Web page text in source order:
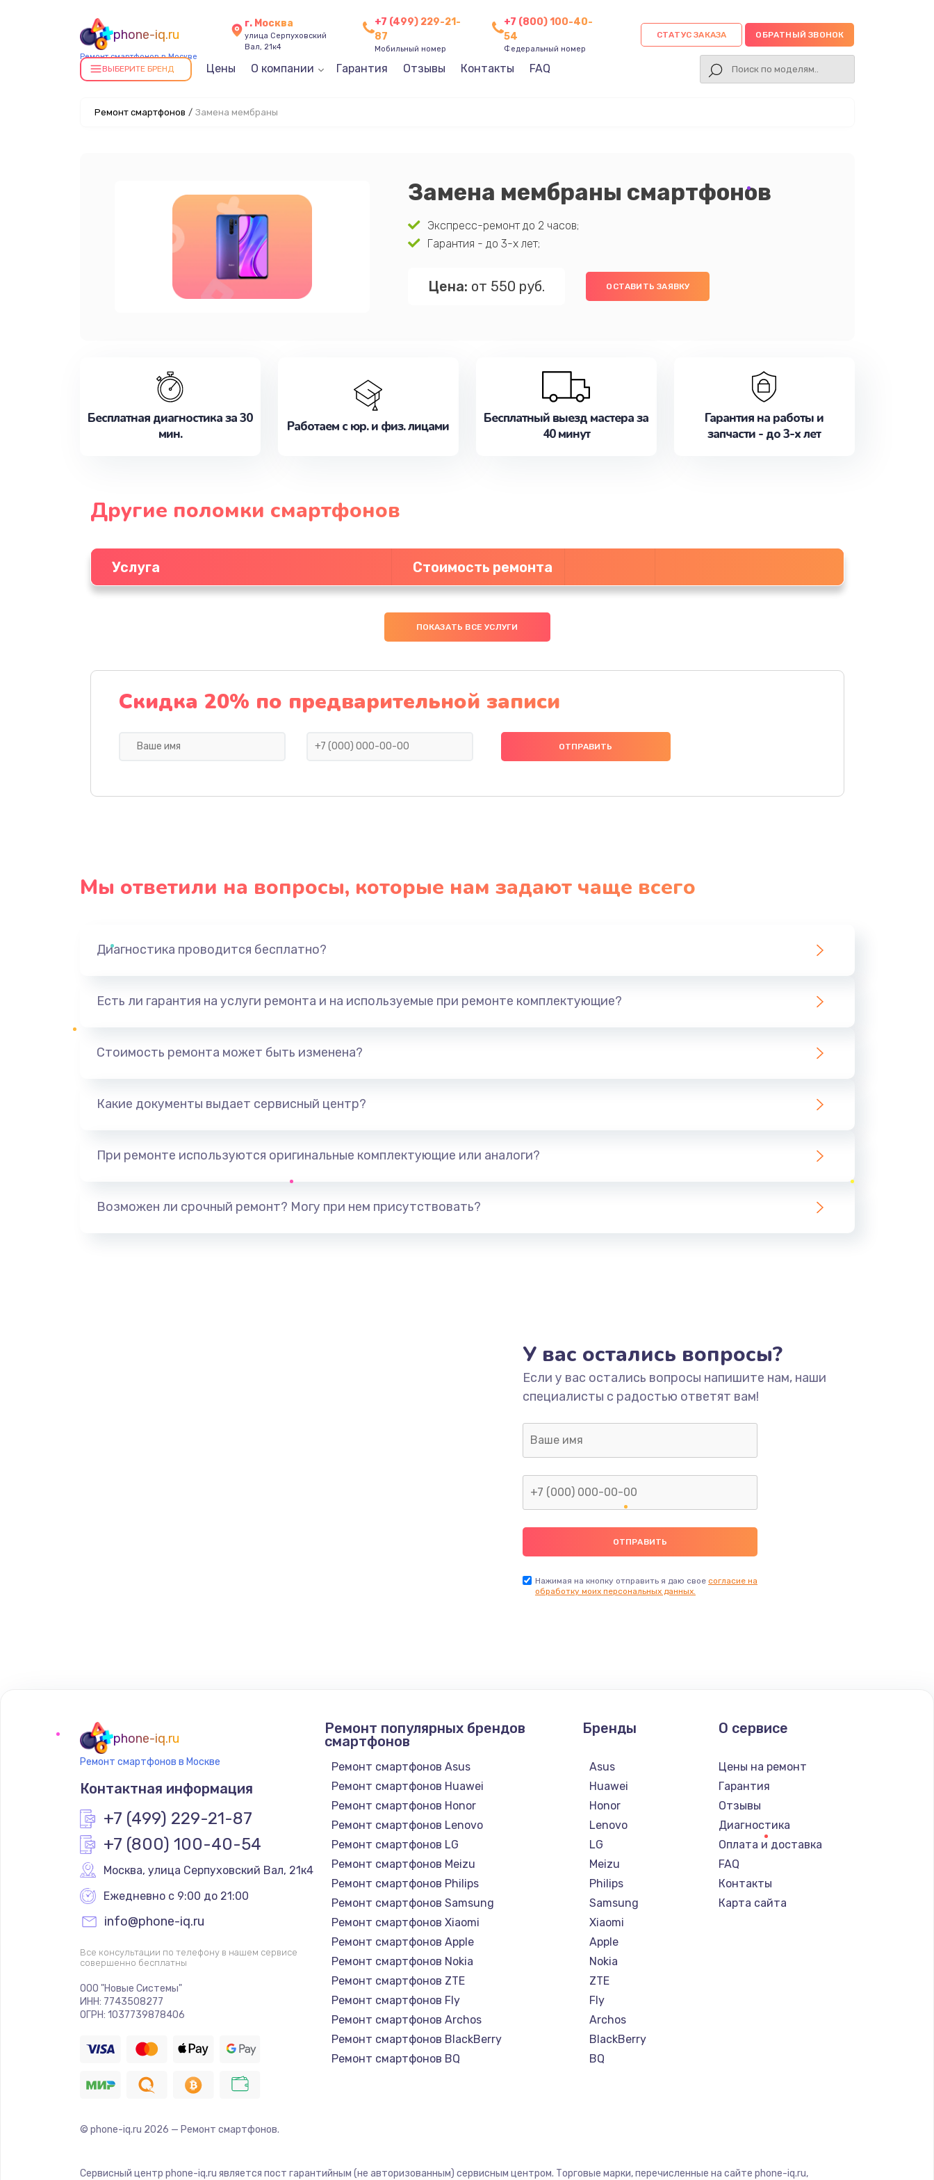
phone-iq.ru
Ремонт смартфонов в Москве
г. Москва
улица Серпуховский
Вал, 21к4
+7 (499) 229-21-
87
Мобильный номер
+7 (800) 100-40-
54
Федеральный номер
СТАТУС ЗАКАЗА ОБРАТНЫЙ ЗВОНОК
ВЫБЕРИТЕ БРЕНД Цены О компании Гарантия Отзывы Контакты FAQ
Ремонт смартфонов / Замена мембраны
Замена мембраны смартфонов
Экспресс-ремонт до 2 часов;
Гарантия - до 3-х лет;
Цена: от 550 руб. ОСТАВИТЬ ЗАЯВКУ
Бесплатная диагностика за 30
мин.
Работаем с юр. и физ. лицами
Бесплатный выезд мастера за
40 минут
Гарантия на работы и
запчасти - до 3-х лет
Другие поломки смартфонов
Услуга Стоимость ремонта
ПОКАЗАТЬ ВСЕ УСЛУГИ
Скидка 20% по предварительной записи
Мы ответили на вопросы, которые нам задают чаще всего
Диагностика проводится бесплатно?
Есть ли гарантия на услуги ремонта и на используемые при ремонте комплектующие?
Стоимость ремонта может быть изменена?
Какие документы выдает сервисный центр?
При ремонте используются оригинальные комплектующие или аналоги?
Возможен ли срочный ремонт? Могу при нем присутствовать?
У вас остались вопросы?
Если у вас остались вопросы напишите нам, наши
специалисты с радостью ответят вам!
Нажимая на кнопку отправить я даю свое согласие на
обработку моих персональных данных.
phone-iq.ru
Ремонт смартфонов в Москве
Контактная информация
+7 (499) 229-21-87
+7 (800) 100-40-54
Москва, улица Серпуховский Вал, 21к4
Ежедневно с 9:00 до 21:00
info@phone-iq.ru
Все консультации по телефону в нашем сервисе
совершенно бесплатны
ООО "Новые Системы"
ИНН: 7743508277
ОГРН: 1037739878406
Ремонт популярных брендов
смартфонов
Ремонт смартфонов Asus
Ремонт смартфонов Huawei
Ремонт смартфонов Honor
Ремонт смартфонов Lenovo
Ремонт смартфонов LG
Ремонт смартфонов Meizu
Ремонт смартфонов Philips
Ремонт смартфонов Samsung
Ремонт смартфонов Xiaomi
Ремонт смартфонов Apple
Ремонт смартфонов Nokia
Ремонт смартфонов ZTE
Ремонт смартфонов Fly
Ремонт смартфонов Archos
Ремонт смартфонов BlackBerry
Ремонт смартфонов BQ
Ремонт смартфонов Kyocera
Бренды
Asus
Huawei
Honor
Lenovo
LG
Meizu
Philips
Samsung
Xiaomi
Apple
Nokia
ZTE
Fly
Archos
BlackBerry
BQ
Kyocera
О сервисе
Цены на ремонт
Гарантия
Отзывы
Диагностика
Оплата и доставка
FAQ
Контакты
Карта сайта
© phone-iq.ru 2026 — Ремонт смартфонов.
Сервисный центр phone-iq.ru является пост гарантийным (не авторизованным) сервисным центром. Торговые марки, перечисленные на сайте phone-iq.ru,